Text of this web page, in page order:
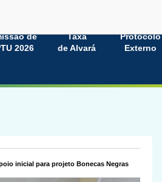
de
2026
Taxa
de Alvará
Protocolo
Externo
inicial para projeto Bonecas Negras